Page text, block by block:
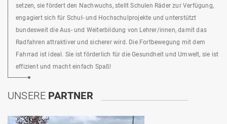
setzen, sie fördert den Nachwuchs, stellt Schulen Räder zur Verfügung,
engagiert sich für Schul- und Hochschulprojekte und unterstützt
bundesweit die Aus- und Weiterbildung von Lehrer/innen, damit das
Radfahren attraktiver und sicherer wird. Die Fortbewegung mit dem
Fahrrad ist ideal. Sie ist förderlich für die Gesundheit und Umwelt, sie ist
effizient und macht einfach Spaß!
UNSERE PARTNER